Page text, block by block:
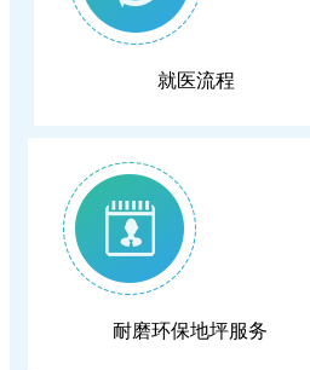
就医流程
耐磨环保地坪服务